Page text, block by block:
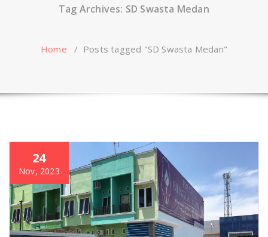
Tag Archives: SD Swasta Medan
Home / Posts tagged "SD Swasta Medan"
24
Nov, 2023